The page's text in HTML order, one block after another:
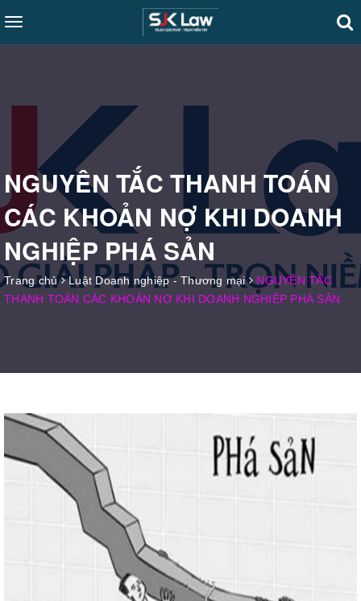
Toggle
navigation
NGUYÊN TẮC THANH TOÁN
CÁC KHOẢN NỢ KHI DOANH
NGHIỆP PHÁ SẢN
Trang chủ Luật Doanh nghiệp - Thương mại
NGUYÊN TẮC
THANH TOÁN CÁC KHOẢN NỢ KHI DOANH NGHIỆP PHÁ SẢN